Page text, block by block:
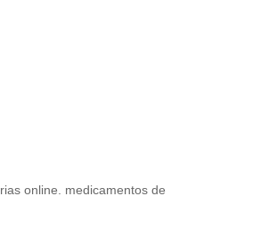
online. medicamentos de